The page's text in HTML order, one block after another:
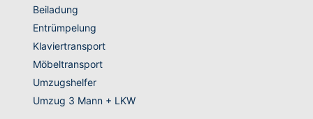
Beiladung
Entrümpelung
Klaviertransport
Möbeltransport
Umzugshelfer
Umzug 3 Mann + LKW